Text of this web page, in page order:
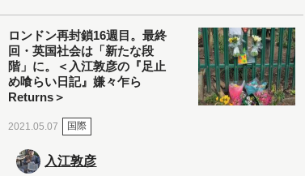
ロンドン再封鎖16週目。最終
回・英国社会は「新たな段
階」に。＜入江敦彦の『足止
め喰らい日記』嫌々乍ら
Returns＞
2021.05.07 国際
入江敦彦